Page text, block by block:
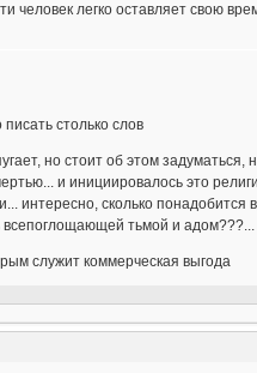
человек легко оставляет свою
столько слов
но стоит об этом задуматься,
и инициировалось это
сколько понадобится
всепоглощающей тьмой и адом???...
служит коммерческая выгода